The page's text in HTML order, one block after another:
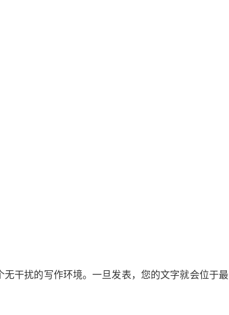
干扰的写作环境。一旦发表，您的文字就会位于最